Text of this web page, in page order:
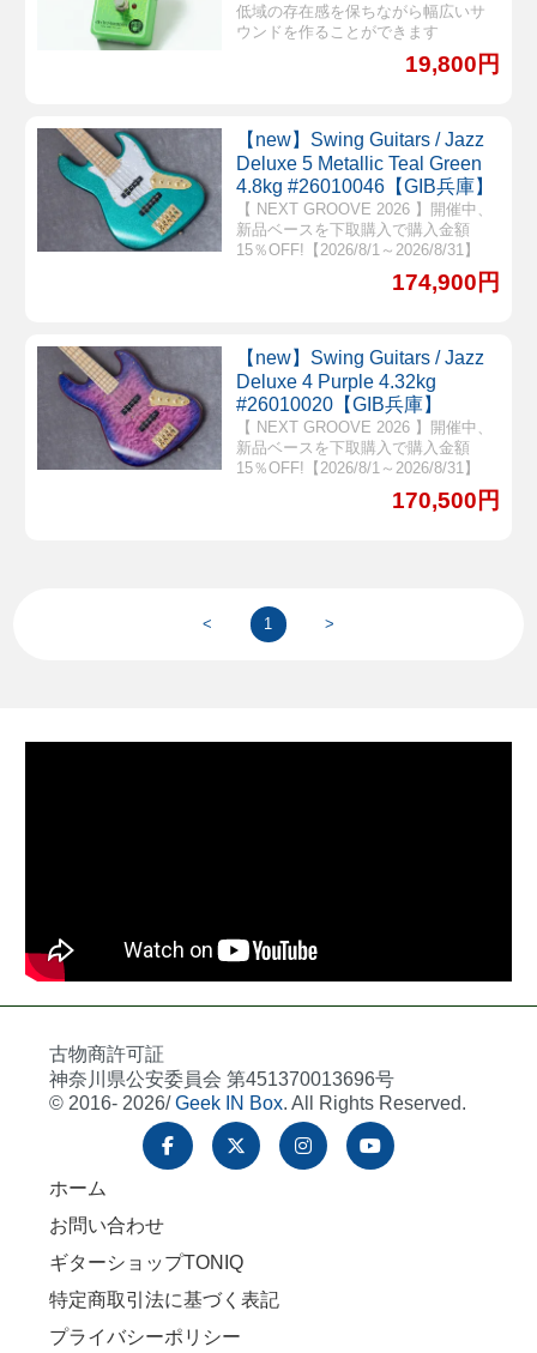
低域の存在感を保ちながら幅広いサ
ウンドを作ることができます
19,800円
【new】Swing Guitars / Jazz
Deluxe 5 Metallic Teal Green
4.8kg #26010046【GIB兵庫】
【 NEXT GROOVE 2026 】開催中、
新品ベースを下取購入で購入金額
15％OFF!【2026/8/1～2026/8/31】
174,900円
【new】Swing Guitars / Jazz
Deluxe 4 Purple 4.32kg
#26010020【GIB兵庫】
【 NEXT GROOVE 2026 】開催中、
新品ベースを下取購入で購入金額
15％OFF!【2026/8/1～2026/8/31】
170,500円
< 1 >
古物商許可証
神奈川県公安委員会 第451370013696号
© 2016- 2026/Geek IN Box. All Rights Reserved.
ホーム
お問い合わせ
ギターショップTONIQ
特定商取引法に基づく表記
プライバシーポリシー